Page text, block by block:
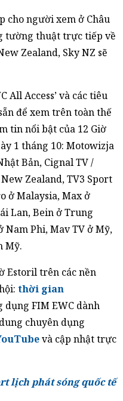
cho người xem ở Châu
tường thuật trực tiếp về
Zealand, Sky NZ sẽ
All Access’ và các tiêu
để xem trên toàn thế
tin nổi bật của 12 Giờ
1 tháng 10: Motowizja
Bản, Cignal TV /
Zealand, TV3 Sport
ở Malaysia, Max ở
Lan, Bein ở Trung
Nam Phi, Mav TV ở Mỹ,
Mỹ.
Estoril trên các nền
thời gian
dụng FIM EWC dành
chuyên dụng
và cập nhật trực
lịch phát sóng quốc tế